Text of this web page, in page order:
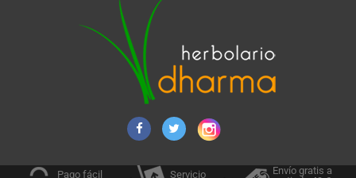
Pago fácil
Servicio
Envío gratis a